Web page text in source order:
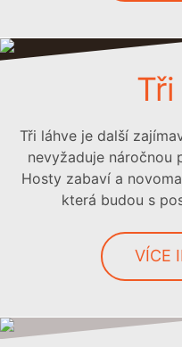
Tři láhve je další
nevyžaduje náročnou
Hosty zabaví a
která budou s
VÍCE